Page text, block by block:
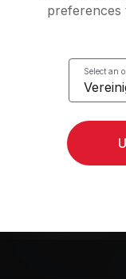
preferences
Select an